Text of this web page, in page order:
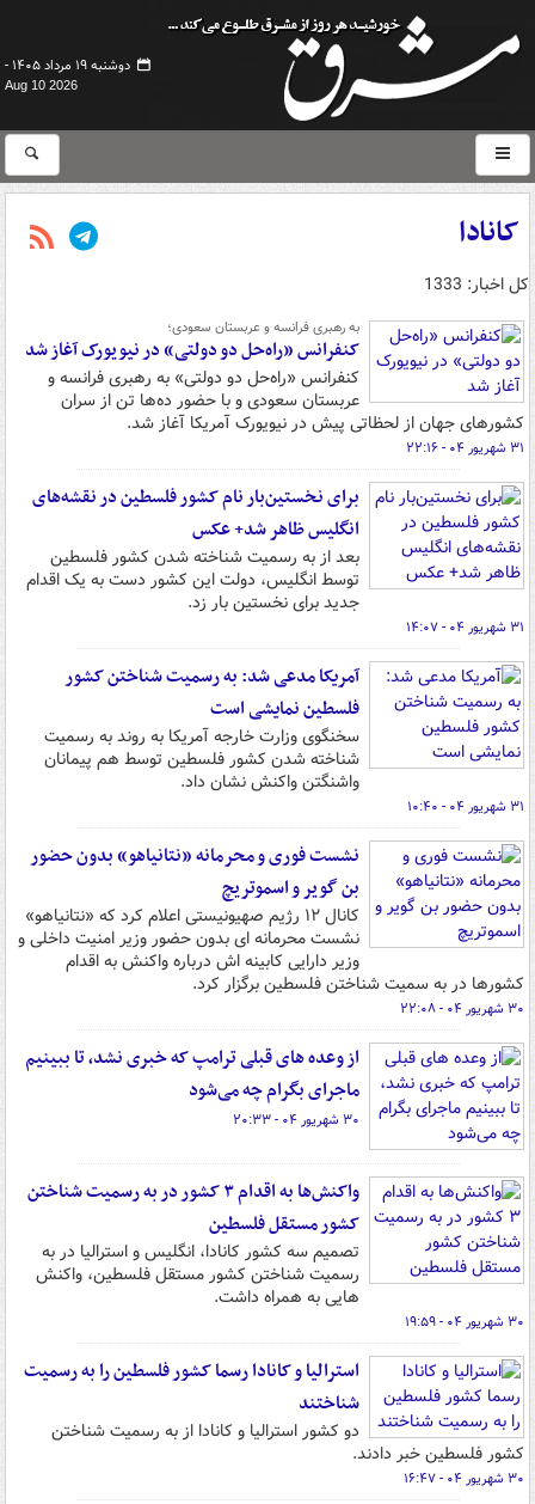
دوشنبه ۱۹ مرداد ۱۴۰۵ -
Aug 10 2026
کانادا
کل اخبار: 1333
به رهبری فرانسه و عربستان سعودی؛
کنفرانس «راه‌حل دو دولتی» در نیویورک آغاز شد
کنفرانس «راه‌حل دو دولتی» به رهبری فرانسه و
عربستان سعودی و با حضور ده‌ها تن از سران
کشورهای جهان از لحظاتی پیش در نیویورک آمریکا آغاز شد.
۳۱ شهریور ۰۴ - ۲۲:۱۶
برای نخستین‌بار نام کشور فلسطین در نقشه‌های
انگلیس ظاهر شد+ عکس
بعد از به رسمیت شناخته شدن کشور فلسطین
توسط انگلیس، دولت این کشور دست به یک اقدام
جدید برای نخستین بار زد.
۳۱ شهریور ۰۴ - ۱۴:۰۷
آمریکا مدعی شد: به رسمیت شناختن کشور
فلسطین نمایشی است
سخنگوی وزارت خارجه آمریکا به روند به رسمیت
شناخته شدن کشور فلسطین توسط هم پیمانان
واشنگتن واکنش نشان داد.
۳۱ شهریور ۰۴ - ۱۰:۴۰
نشست فوری و محرمانه «نتانیاهو» بدون حضور
بن گویر و اسموتریچ
کانال ۱۲ رژیم صهیونیستی اعلام کرد که «نتانیاهو»
نشست محرمانه ای بدون حضور وزیر امنیت داخلی و
وزیر دارایی کابینه اش درباره واکنش به اقدام
کشورها در به سمیت شناختن فلسطین برگزار کرد.
۳۰ شهریور ۰۴ - ۲۲:۰۸
از وعده های قبلی ترامپ که خبری نشد، تا ببینیم
ماجرای بگرام چه می‌شود
۳۰ شهریور ۰۴ - ۲۰:۳۳
واکنش‌ها به اقدام ۳ کشور در به رسمیت شناختن
کشور مستقل فلسطین
تصمیم سه کشور کانادا، انگلیس و استرالیا در به
رسمیت شناختن کشور مستقل فلسطین، واکنش
هایی به همراه داشت.
۳۰ شهریور ۰۴ - ۱۹:۵۹
استرالیا و کانادا رسما کشور فلسطین را به رسمیت
شناختند
دو کشور استرالیا و کانادا از به رسمیت شناختن
کشور فلسطین خبر دادند.
۳۰ شهریور ۰۴ - ۱۶:۴۷